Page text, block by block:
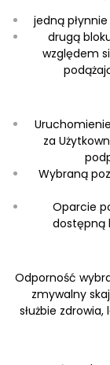
jedną
drugą
względem
za
Wybraną
Oparcie
dostępną
Odporność
zmywalny
służbie